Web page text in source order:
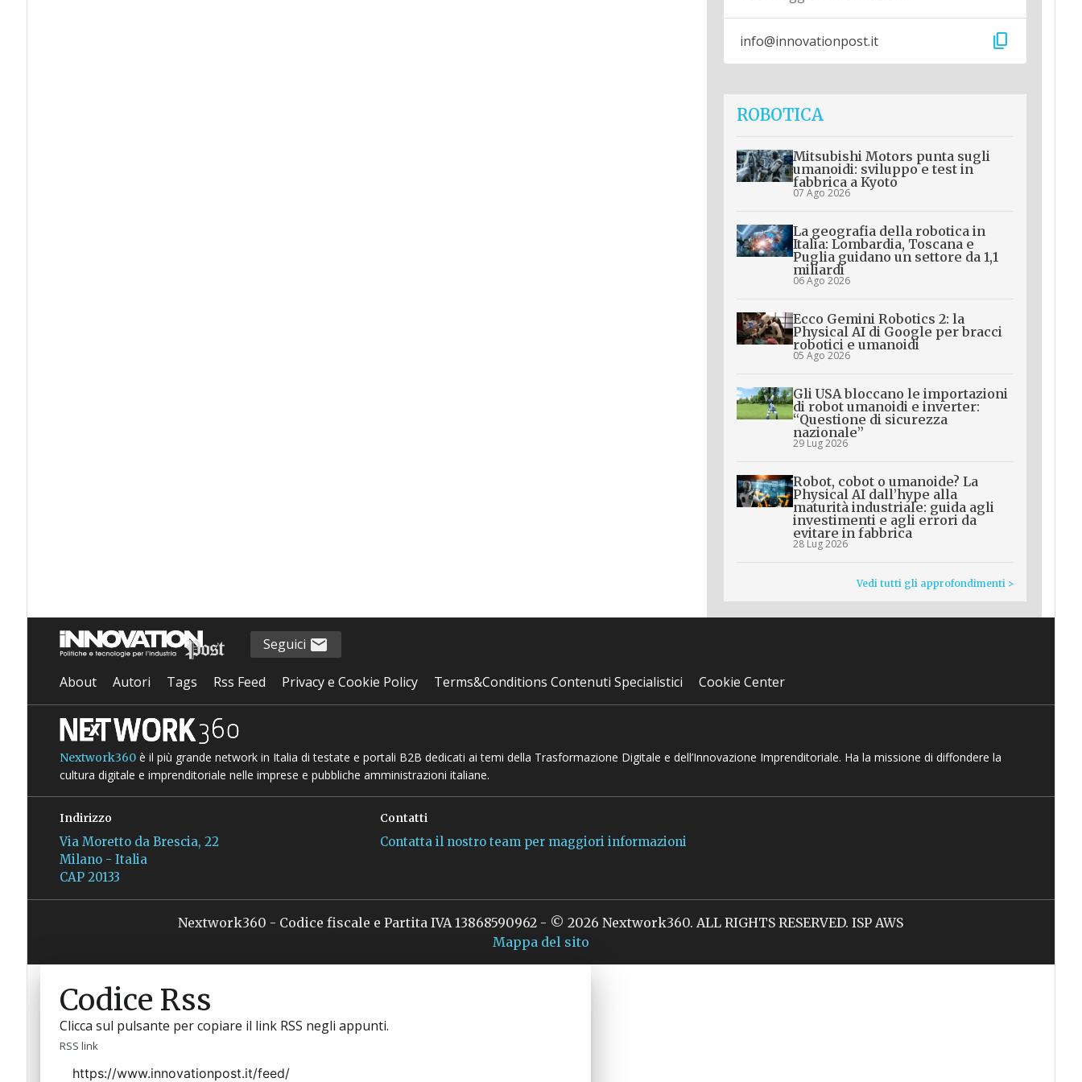
info@innovationpost.it content_copy
ROBOTICA
Mitsubishi Motors punta sugli
umanoidi: sviluppo e test in
fabbrica a Kyoto
07 Ago 2026
La geografia della robotica in
Italia: Lombardia, Toscana e
Puglia guidano un settore da 1,1
miliardi
06 Ago 2026
Ecco Gemini Robotics 2: la
Physical AI di Google per bracci
robotici e umanoidi
05 Ago 2026
Gli USA bloccano le importazioni
di robot umanoidi e inverter:
“Questione di sicurezza
nazionale”
29 Lug 2026
Robot, cobot o umanoide? La
Physical AI dall’hype alla
maturità industriale: guida agli
investimenti e agli errori da
evitare in fabbrica
28 Lug 2026
Vedi tutti gli approfondimenti >
Seguici
About Autori Tags Rss Feed Privacy e Cookie Policy Terms&Conditions Contenuti Specialistici Cookie Center
Nextwork360è il più grande network in Italia di testate e portali B2B dedicati ai temi della Trasformazione Digitale e dell’Innovazione Imprenditoriale. Ha la missione di diffondere la
cultura digitale e imprenditoriale nelle imprese e pubbliche amministrazioni italiane.
Indirizzo
Via Moretto da Brescia, 22
Milano - Italia
CAP 20133
Contatti
Contatta il nostro team per maggiori informazioni
Nextwork360 - Codice fiscale e Partita IVA 13868590962 - © 2026 Nextwork360. ALL RIGHTS RESERVED. ISP AWS
Mappa del sito
Codice Rss
Clicca sul pulsante per copiare il link RSS negli appunti.
RSS link